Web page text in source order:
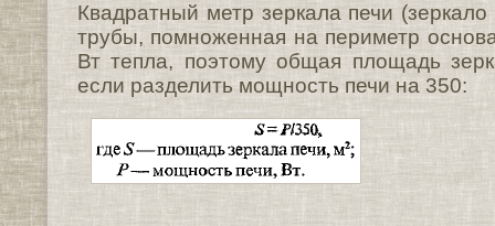
Квадратный метр зеркала печи
трубы, помноженная на периметр
Вт тепла, поэтому общая площадь
если разделить мощность печи на 350: